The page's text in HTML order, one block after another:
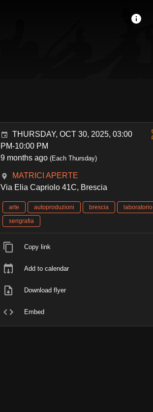
THURSDAY, OCT 30, 2025, 03:00
PM-10:00 PM
9 months ago (Each Thursday)
MATRICI APERTE
Via Elia Capriolo 41C, Brescia
arte autoproduzioni brescia
laboratorio
serigrafia
Copy link
Add to calendar
Download flyer
Embed